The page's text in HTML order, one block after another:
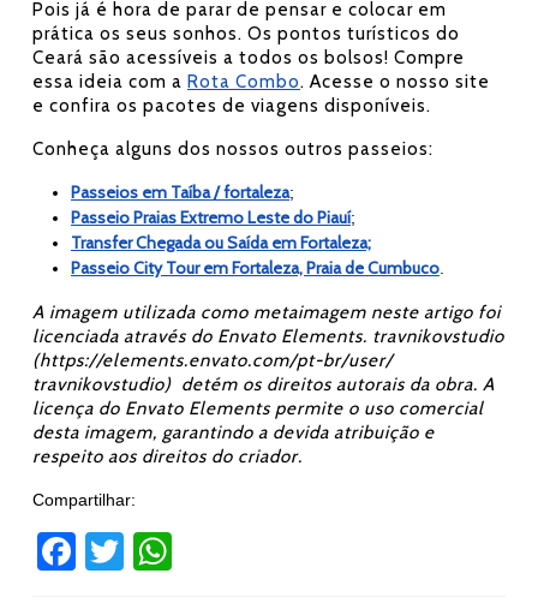
Pois já é hora de parar de pensar e colocar em
prática os seus sonhos. Os pontos turísticos do
Ceará são acessíveis a todos os bolsos! Compre
essa ideia com a Rota Combo. Acesse o nosso site
e confira os pacotes de viagens disponíveis.
Conheça alguns dos nossos outros passeios:
Passeios em Taíba / fortaleza;
Passeio Praias Extremo Leste do Piauí;
Transfer Chegada ou Saída em Fortaleza;
Passeio City Tour em Fortaleza, Praia de Cumbuco.
A imagem utilizada como metaimagem neste artigo foi
licenciada através do Envato Elements. travnikovstudio
(https://elements.envato.com/pt-br/user/
travnikovstudio) detém os direitos autorais da obra. A
licença do Envato Elements permite o uso comercial
desta imagem, garantindo a devida atribuição e
respeito aos direitos do criador.
Compartilhar:
Fa T